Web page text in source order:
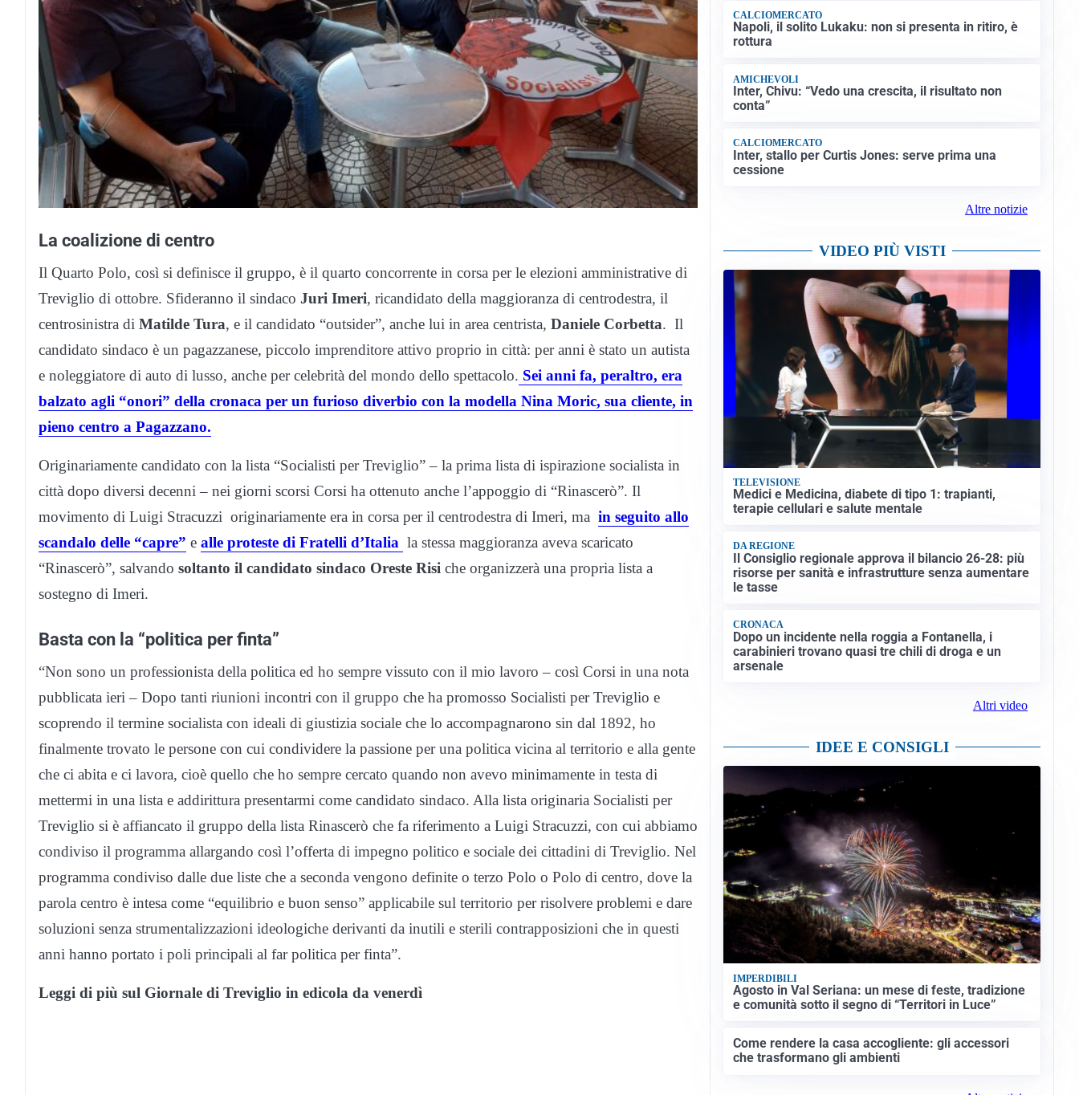
La coalizione di centro
Il Quarto Polo, così si definisce il gruppo, è il quarto concorrente in corsa per le elezioni amministrative di
Treviglio di ottobre. Sfideranno il sindaco Juri Imeri, ricandidato della maggioranza di centrodestra, il
centrosinistra di Matilde Tura, e il candidato “outsider”, anche lui in area centrista, Daniele Corbetta. Il
candidato sindaco è un pagazzanese, piccolo imprenditore attivo proprio in città: per anni è stato un autista
e noleggiatore di auto di lusso, anche per celebrità del mondo dello spettacolo. Sei anni fa, peraltro, era
balzato agli “onori” della cronaca per un furioso diverbio con la modella Nina Moric, sua cliente, in
pieno centro a Pagazzano.
Originariamente candidato con la lista “Socialisti per Treviglio” – la prima lista di ispirazione socialista in
città dopo diversi decenni – nei giorni scorsi Corsi ha ottenuto anche l’appoggio di “Rinascerò”. Il
movimento di Luigi Stracuzzi originariamente era in corsa per il centrodestra di Imeri, ma in seguito allo
scandalo delle “capre” e alle proteste di Fratelli d’Italia la stessa maggioranza aveva scaricato
“Rinascerò”, salvando soltanto il candidato sindaco Oreste Risi che organizzerà una propria lista a
sostegno di Imeri.
Basta con la “politica per finta”
“Non sono un professionista della politica ed ho sempre vissuto con il mio lavoro – così Corsi in una nota
pubblicata ieri – Dopo tanti riunioni incontri con il gruppo che ha promosso Socialisti per Treviglio e
scoprendo il termine socialista con ideali di giustizia sociale che lo accompagnarono sin dal 1892, ho
finalmente trovato le persone con cui condividere la passione per una politica vicina al territorio e alla gente
che ci abita e ci lavora, cioè quello che ho sempre cercato quando non avevo minimamente in testa di
mettermi in una lista e addirittura presentarmi come candidato sindaco. Alla lista originaria Socialisti per
Treviglio si è affiancato il gruppo della lista Rinascerò che fa riferimento a Luigi Stracuzzi, con cui abbiamo
condiviso il programma allargando così l’offerta di impegno politico e sociale dei cittadini di Treviglio. Nel
programma condiviso dalle due liste che a seconda vengono definite o terzo Polo o Polo di centro, dove la
parola centro è intesa come “equilibrio e buon senso” applicabile sul territorio per risolvere problemi e dare
soluzioni senza strumentalizzazioni ideologiche derivanti da inutili e sterili contrapposizioni che in questi
anni hanno portato i poli principali al far politica per finta”.
Leggi di più sul Giornale di Treviglio in edicola da venerdì
CALCIOMERCATO
Napoli, il solito Lukaku: non si presenta in ritiro, è
rottura
AMICHEVOLI
Inter, Chivu: “Vedo una crescita, il risultato non
conta”
CALCIOMERCATO
Inter, stallo per Curtis Jones: serve prima una
cessione
Altre notizie
VIDEO PIÙ VISTI
TELEVISIONE
Medici e Medicina, diabete di tipo 1: trapianti,
terapie cellulari e salute mentale
DA REGIONE
Il Consiglio regionale approva il bilancio 26-28: più
risorse per sanità e infrastrutture senza aumentare
le tasse
CRONACA
Dopo un incidente nella roggia a Fontanella, i
carabinieri trovano quasi tre chili di droga e un
arsenale
Altri video
IDEE E CONSIGLI
IMPERDIBILI
Agosto in Val Seriana: un mese di feste, tradizione
e comunità sotto il segno di “Territori in Luce”
Come rendere la casa accogliente: gli accessori
che trasformano gli ambienti